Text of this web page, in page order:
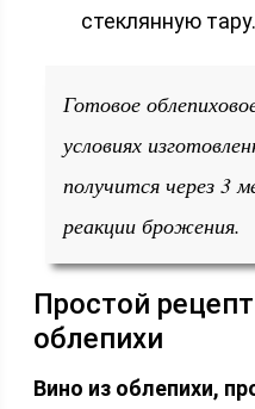
стеклянную тару.
Готовое
условиях
получится через 3
реакции брожения.
Простой
облепихи
Вино из облепихи,